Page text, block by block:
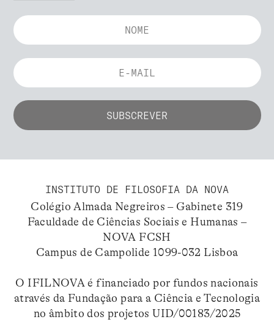
INSTITUTO DE FILOSOFIA DA NOVA
Colégio Almada Negreiros – Gabinete 319
Faculdade de Ciências Sociais e Humanas –
NOVA FCSH
Campus de Campolide 1099-032 Lisboa
O IFILNOVA é financiado por fundos nacionais
através da Fundação para a Ciência e Tecnologia
no âmbito dos projetos UID/00183/2025